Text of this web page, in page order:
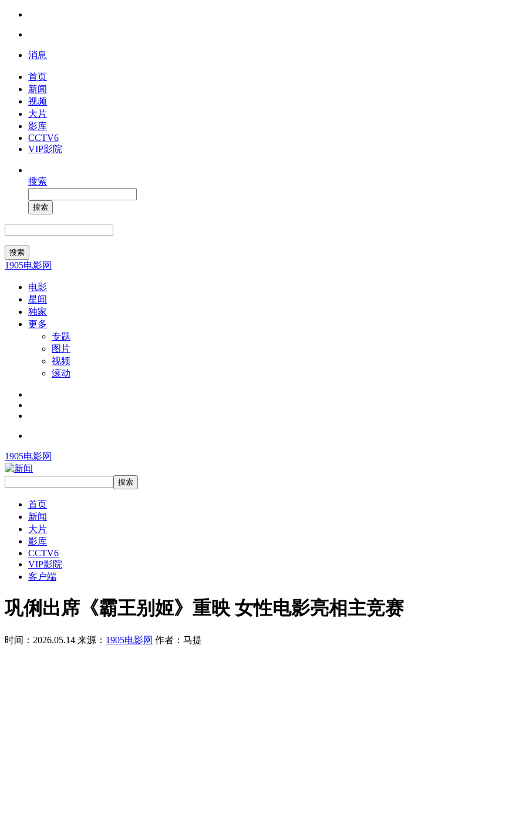
消息
首页
新闻
视频
大片
影库
CCTV6
VIP影院
搜索
1905电影网
电影
星闻
独家
更多
专题
图片
视频
滚动
1905电影网
首页
新闻
大片
影库
CCTV6
VIP影院
客户端
巩俐出席《霸王别姬》重映 女性电影亮相主竞赛
时间：2026.05.14 来源： 1905电影网 作者：马提